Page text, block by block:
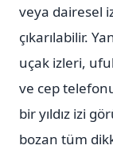
veya dairesel
çıkarılabilir.
uçak izleri,
ve cep
bir yıldız izi
bozan tüm